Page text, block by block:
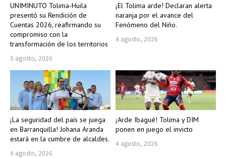
UNIMINUTO Tolima-Huila
presentó su Rendición de
Cuentas 2026, reafirmando su
compromiso con la
transformación de los territorios
5 agosto, 2026
¡El Tolima arde! Declaran alerta
naranja por el avance del
Fenómeno del Niño.
4 agosto, 2026
¡La seguridad del país se juega
en Barranquilla! Johana Aranda
estará en la cumbre de alcaldes.
4 agosto, 2026
¡Arde Ibagué! Tolima y DIM
ponen en juego el invicto
4 agosto, 2026